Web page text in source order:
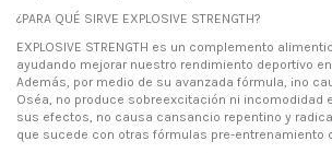
¿PARA QUÉ SIRVE EXPLOSIVE STRENGTH?
EXPLOSIVE STRENGTH es un complemento
ayudando mejorar nuestro rendimiento deportivo
Además, por medio de su avanzada fórmula, ¡no
Oséa, no produce sobreexcitación ni incomodidad
sus efectos, no causa cansancio repentino y
que sucede con otras fórmulas pre-entrenamiento